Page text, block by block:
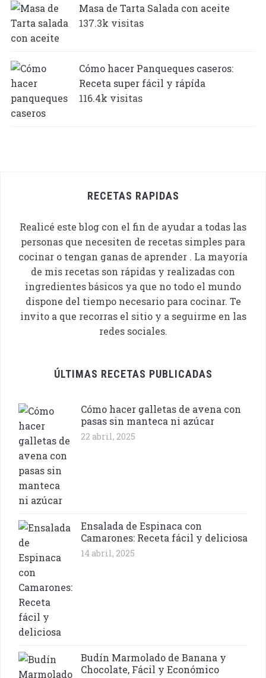
Masa de Tarta Salada con aceite
137.3k visitas
Cómo hacer Panqueques caseros:
Receta super fácil y rápída
116.4k visitas
RECETAS RAPIDAS
Realicé este blog con el fin de ayudar a todas las
personas que necesiten de recetas simples para
cocinar o tengan ganas de aprender . La mayoría
de mis recetas son rápidas y realizadas con
ingredientes básicos ya que no todo el mundo
dispone del tiempo necesario para cocinar. Te
invito a que recorras el sitio y a seguirme en las
redes sociales.
ÚLTIMAS RECETAS PUBLICADAS
Cómo hacer galletas de avena con
pasas sin manteca ni azúcar
22 abril, 2025
Ensalada de Espinaca con
Camarones: Receta fácil y deliciosa
14 abril, 2025
Budín Marmolado de Banana y
Chocolate, Fácil y Económico